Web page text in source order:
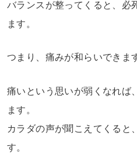
バランスが整ってくると、必
ます。
つまり、痛みが和らいできま
痛いという思いが弱くなれば
ます。
カラダの声が聞こえてくると
す。